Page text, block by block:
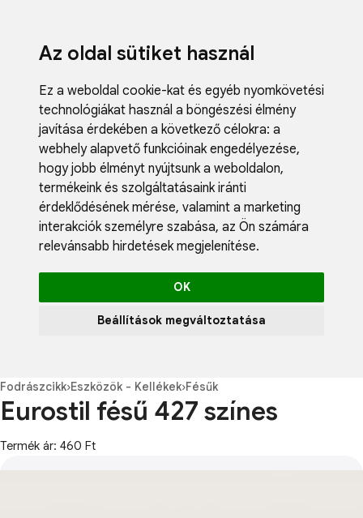
Az oldal sütiket használ
Ez a weboldal cookie-kat és egyéb nyomkövetési
technológiákat használ a böngészési élmény
javítása érdekében a következő célokra: a
webhely alapvető funkcióinak engedélyezése,
hogy jobb élményt nyújtsunk a weboldalon,
termékeink és szolgáltatásaink iránti
érdeklődésének mérése, valamint a marketing
interakciók személyre szabása, az Ön számára
relevánsabb hirdetések megjelenítése.
OK
Beállítások megváltoztatása
Blog
Fodrászcikk›Eszközök - Kellékek›Fésűk
Eurostil fésű 427 színes
Termék ár: 460 Ft